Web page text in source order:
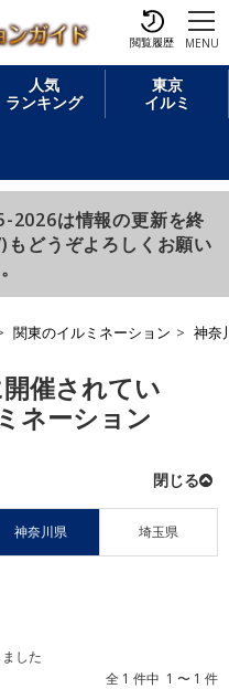
閲覧履歴 MENU
人気
ランキング
東京
イルミ
2026は情報の更新を終
どうぞよろしくお願い
関東のイルミネーション 神奈
催されてい
ネーション
神奈川県 埼玉県
した
全 1 件中 1 〜 1 件